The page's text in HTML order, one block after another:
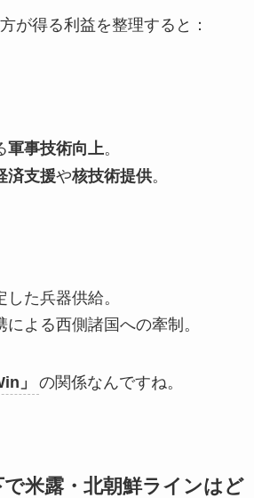
が得る利益を整理すると：
軍事技術向上。
済支援や核技術提供。
た兵器供給。
よる西側諸国への牽制。
」 の関係なんですね。
で米露・北朝鮮ラインはど